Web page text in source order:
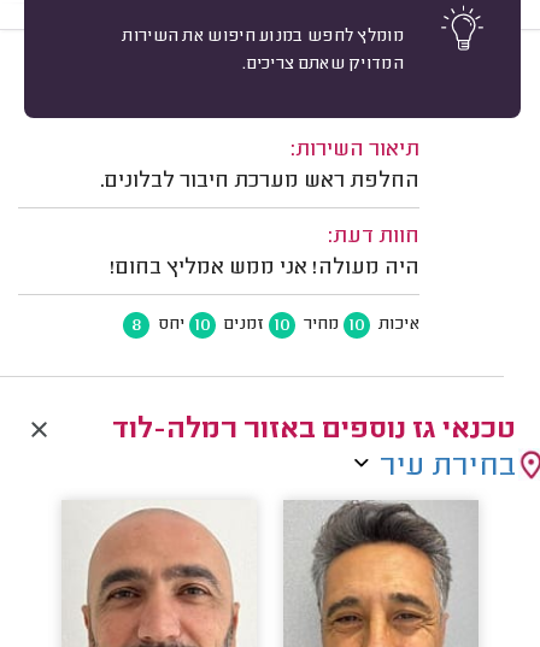
מומלץ לחפש במנוע חיפוש את השירות
המדויק שאתם צריכים.
זאב שכטר, פתח תקווה.
תיאור השירות:
החלפת ראש מערכת חיבור לבלונים.
חוות דעת:
היה מעולה! אני ממש אמליץ בחום!
איכות 10 מחיר 10 זמנים 10 יחס 8
טכנאי גז נוספים באזור רמלה-לוד
בחירת עיר